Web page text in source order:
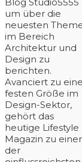
um über die
neuesten
im Bereich
Architektur und
Design zu
berichten.
Avanciert zu
festen Größe im
Design-Sektor,
gehört das
heutige Lifestyle
Magazin zu
der